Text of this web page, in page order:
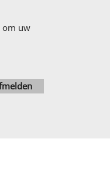
om uw